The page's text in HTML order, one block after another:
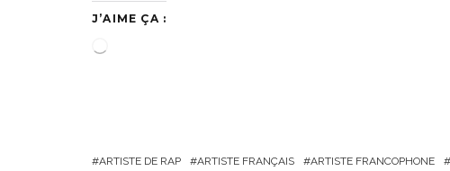
J’AIME ÇA :
ARTISTE DE RAP ARTISTE FRANÇAIS ARTISTE FRANCOPHONE